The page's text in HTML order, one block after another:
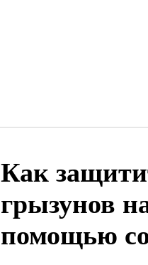
Как
грызунов
помощью